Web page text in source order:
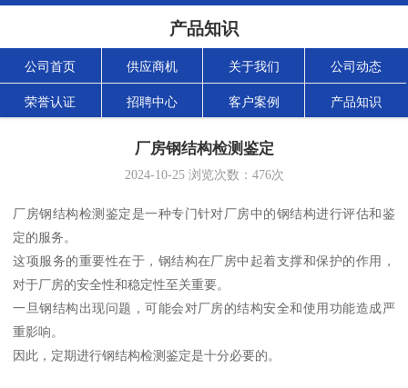
产品知识
公司首页 供应商机 关于我们 公司动态
荣誉认证 招聘中心 客户案例 产品知识
厂房钢结构检测鉴定
2024-10-25浏览次数： 476次
厂房钢结构检测鉴定是一种专门针对厂房中的钢结构进行评估和鉴
定的服务。
这项服务的重要性在于，钢结构在厂房中起着支撑和保护的作用，
对于厂房的安全性和稳定性至关重要。
一旦钢结构出现问题，可能会对厂房的结构安全和使用功能造成严
重影响。
因此，定期进行钢结构检测鉴定是十分必要的。